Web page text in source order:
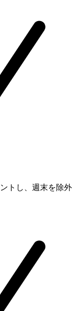
トし、週末を除外